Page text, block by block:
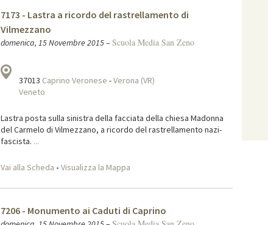
7173 - Lastra a ricordo del rastrellamento di
Vilmezzano
domenica, 15 Novembre 2015–Scuola Media San Zeno
37013 Caprino Veronese -Verona (VR)
Veneto
Lastra posta sulla sinistra della facciata della chiesa Madonna
del Carmelo di Vilmezzano, a ricordo del rastrellamento nazi-
fascista. ...
Vai alla Scheda • Visualizza la Mappa
7206 - Monumento ai Caduti di Caprino